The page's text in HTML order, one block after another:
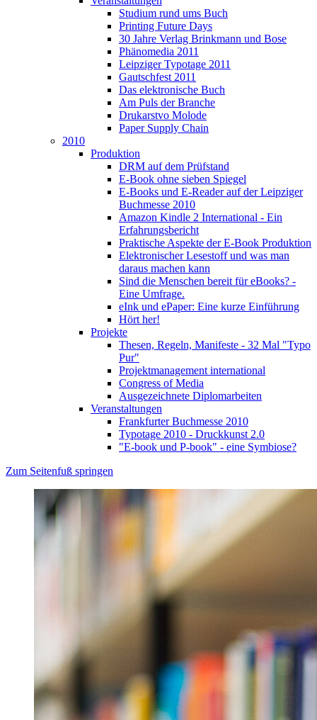
Studium rund ums Buch
Printing Future Days
30 Jahre Verlag Brinkmann und Bose
Phänomedia 2011
Leipziger Typotage 2011
Gautschfest 2011
Das elektronische Buch
Am Puls der Branche
Drukarstvo Molode
Paper Supply Chain
2010
Produktion
DRM auf dem Prüfstand
E-Book ohne sieben Spiegel
E-Books und E-Reader auf der Leipziger
Buchmesse 2010
Amazon Kindle 2 International - Ein
Erfahrungsbericht
Praktische Aspekte der E-Book Produktion
Elektronischer Lesestoff und was man
daraus machen kann
Sind die Menschen bereit für eBooks? -
Eine Umfrage.
eInk und ePaper: Eine kurze Einführung
Hört her!
Projekte
Thesen, Regeln, Manifeste - 32 Mal "Typo
Pur"
Projektmanagement international
Congress of Media
Ausgezeichnete Diplomarbeiten
Veranstaltungen
Frankfurter Buchmesse 2010
Typotage 2010 - Druckkunst 2.0
"E-book und P-book" - eine Symbiose?
Zum Seitenfuß springen